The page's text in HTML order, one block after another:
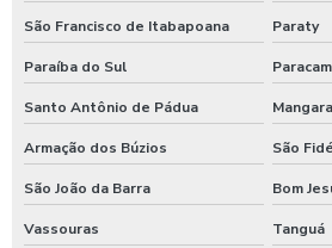
Lavadora de ônibus
Lavadora profissional de caminhão 3
São Francisco de Itabapoana Paraty
Paraíba do Sul
Santo Antônio de Pádua
Armação dos Búzios São
São João da Barra Bom
Vassouras Tanguá